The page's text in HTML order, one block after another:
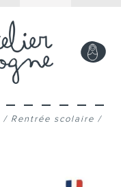
/ Rentrée scolaire /